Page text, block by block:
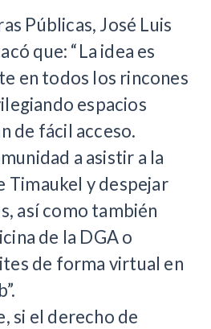
Públicas, José Luis
que: “La idea es
en todos los rincones
espacios
de fácil acceso.
a asistir a la
Timaukel y despejar
así como también
de la DGA o
de forma virtual en
si el derecho de